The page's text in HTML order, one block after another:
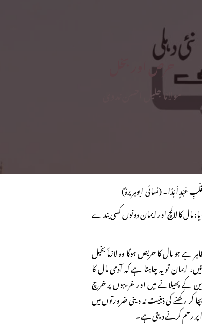
حرص اور بخل
مولانا جلیل احسن ندوی
اَبَدًا۔ (نسائی ـــــ ابوہریرہؓ)
مال کا لالچ اور ایمان دونوں کسی بندے
ہے جو مال کا حریص ہوگا وہ لازماً بخیل
ایمان تو یہ چاہتا ہے کہ آدمی مال کا
کے پھیلانے میں اور غریبوں پر خرچ
کر رکھنے کی ذہنیت نہ دینی ضرورتوں میں
پر رحم کرنے دیتی ہے۔